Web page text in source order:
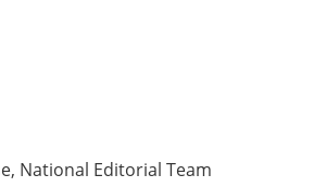
National Editorial Team